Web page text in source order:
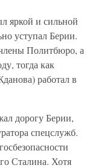
яркой и сильной
уступал Берии.
Политбюро, а
тогда как
работал в
дорогу Берии,
спецслужб.
Сталина. Хотя